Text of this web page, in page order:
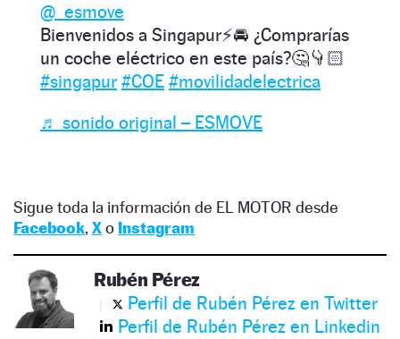
@_esmove
Bienvenidos a Singapur⚡️🚘 ¿Comprarías
un coche eléctrico en este país?🤔👇🏻
#singapur #COE #movilidadelectrica
♬ sonido original – ESMOVE
Sigue toda la información de EL MOTOR desde
Facebook, Xo Instagram
Rubén Pérez
Perfil de Rubén Pérez en Twitter
Perfil de Rubén Pérez en Linkedin